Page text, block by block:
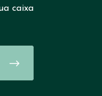
caixa